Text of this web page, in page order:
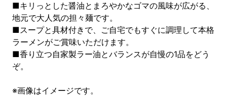
■キリっとした醤油とまろやかなゴマの風味が広がる、
地元で大人気の担々麺です。
■スープと具材付きで、ご自宅でもすぐに調理して本格
ラーメンがご賞味いただけます。
■香り立つ自家製ラー油とバランスが自慢の1品をどう
ぞ。
※画像はイメージです。